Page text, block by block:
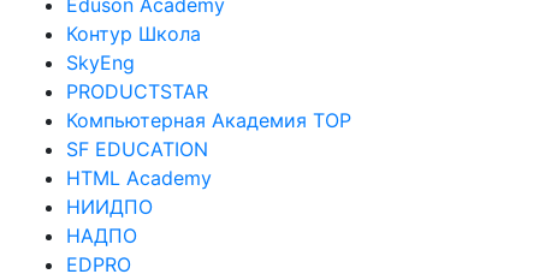
Eduson Academy
Контур Школа
SkyEng
PRODUCTSTAR
Компьютерная Академия TOP
SF EDUCATION
HTML Academy
НИИДПО
НАДПО
EDPRO